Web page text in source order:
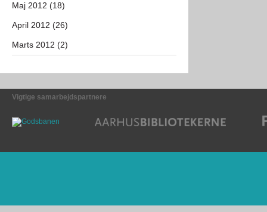
Maj 2012 (18)
April 2012 (26)
Marts 2012 (2)
Vigtige samarbejdspartnere